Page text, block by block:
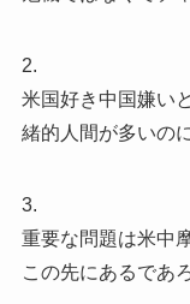
2.
米国好き中国嫌い
緒的人間が多いの
3.
重要な問題は米中
この先にあるであ